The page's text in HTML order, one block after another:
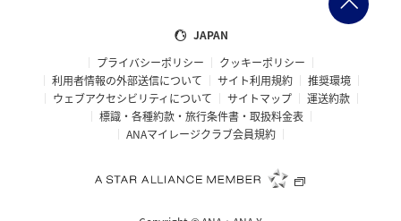
山口宇部発・岩国発/羽田（東京）経
由/大館能代着
秋田県、安比リゾート、十和田プリンス、
八幡平市、弘前市、深浦町、黒石市、平川
クーポン数には限りがございますので、完
売次第終了となります。
佐賀おすすめ観光情報
クーポン数には限りがございますので、完
売次第終了となります。
山口県および周辺おすすめ観光情報
JAPAN
プライバシーポリシー
クッキーポリシー
利用者情報の外部送信について
サイト利用規約
推奨環境
ウェブアクセシビリティについて
サイトマップ
運送約款
標識・各種約款・旅行条件書・取扱料金表
ANAマイレージクラブ会員規約